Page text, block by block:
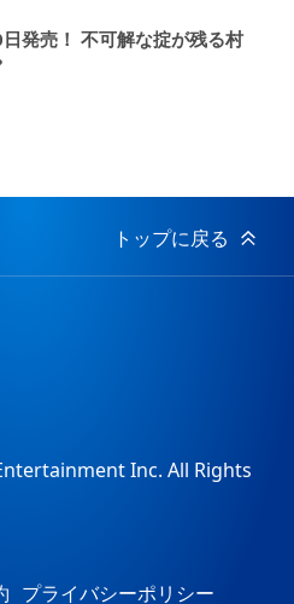
発売！ 不可解な掟が残る村
トップに戻る
Inc. All Rights
プライバシーポリシー